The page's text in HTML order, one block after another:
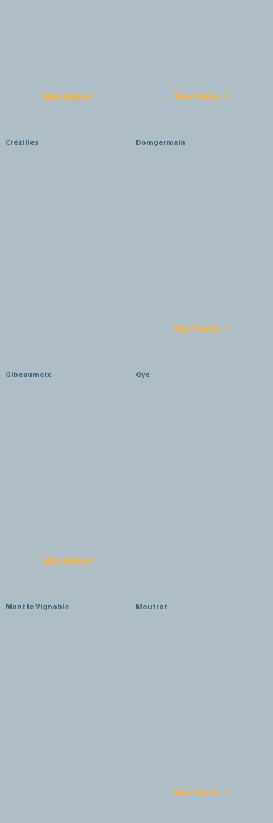
Site Mairie > Site Mairie >
Crézilles
.
Domgermain
Site Mairie >
Gibeaumeix
Site Mairie >
Gye
.
Mont le Vignoble
.
Moutrot
Site Mairie >